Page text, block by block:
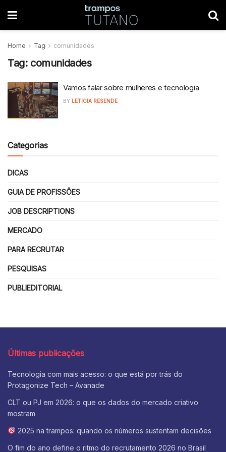
Home Tag comunidades
Tag: comunidades
Vamos falar sobre mulheres e tecnologia
BY LETICIA RESENDE
Categorias
DICAS
GUIA DE PROFISSÕES
JOB DESCRIPTIONS
MERCADO
PARA RECRUTAR
PESQUISAS
PUBLIEDITORIAL
Últimas publicações
Tecnologia com mais acesso: o que está por trás do
Protagonize Tech – Avanade
CLT ou PJ em 2026: o que os dados do mercado criativo
mostram
2025 na trampos: quando os números sustentam decisões
O fim do ano define o ritmo do recrutamento 2026 no Brasil